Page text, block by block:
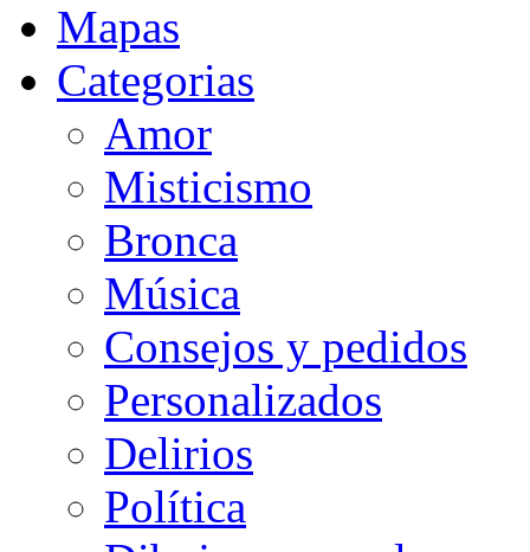
Mapas
Categorias
Amor
Misticismo
Bronca
Música
Consejos y pedidos
Personalizados
Delirios
Política